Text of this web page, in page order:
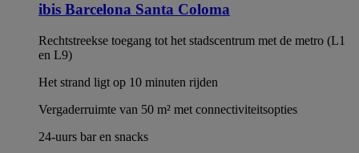
ibis Barcelona Santa Coloma
Rechtstreekse toegang tot het stadscentrum met de metro (L1
en L9)
Het strand ligt op 10 minuten rijden
Vergaderruimte van 50 m² met connectiviteitsopties
24-uurs bar en snacks